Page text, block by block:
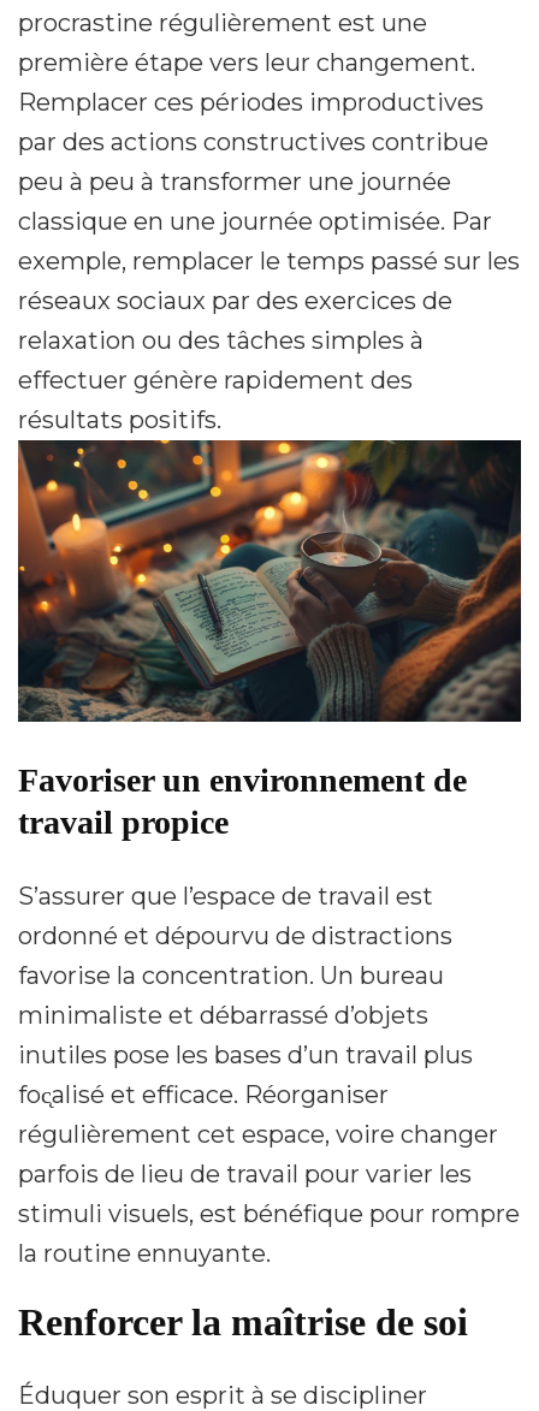
procrastine régulièrement est une
première étape vers leur changement.
Remplacer ces périodes improductives
par des actions constructives contribue
peu à peu à transformer une journée
classique en une journée optimisée. Par
exemple, remplacer le temps passé sur les
réseaux sociaux par des exercices de
relaxation ou des tâches simples à
effectuer génère rapidement des
résultats positifs.
Favoriser un environnement de
travail propice
S’assurer que l’espace de travail est
ordonné et dépourvu de distractions
favorise la concentration. Un bureau
minimaliste et débarrassé d’objets
inutiles pose les bases d’un travail plus
foc̨alisé et efficace. Réorganiser
régulièrement cet espace, voire changer
parfois de lieu de travail pour varier les
stimuli visuels, est bénéfique pour rompre
la routine ennuyante.
Renforcer la maîtrise de soi
Éduquer son esprit à se discipliner